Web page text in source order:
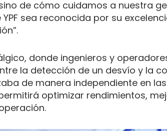
de cómo cuidamos a nuestra
sea reconocida por su
donde ingenieros y
la detección de un desvío y la
de manera independiente en
optimizar rendimientos,